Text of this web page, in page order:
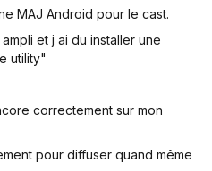
MAJ Android pour le cast.
et j ai du installer une
utility"
correctement sur mon
pour diffuser quand même